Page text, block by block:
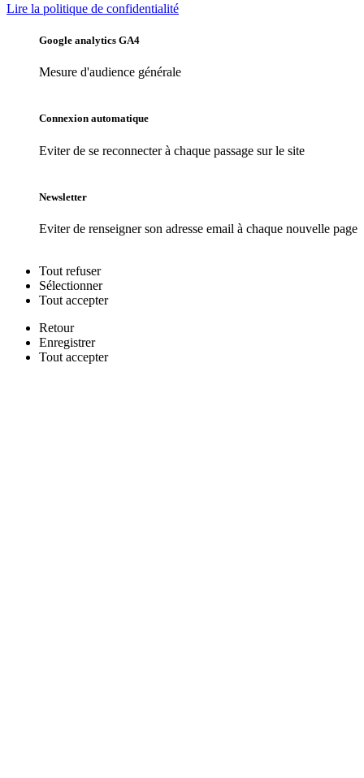
Lire la politique de confidentialité
Google analytics GA4
Mesure d'audience générale
Connexion automatique
Eviter de se reconnecter à chaque passage sur le site
Newsletter
Eviter de renseigner son adresse email à chaque nouvelle page
Tout refuser
Sélectionner
Tout accepter
Retour
Enregistrer
Tout accepter